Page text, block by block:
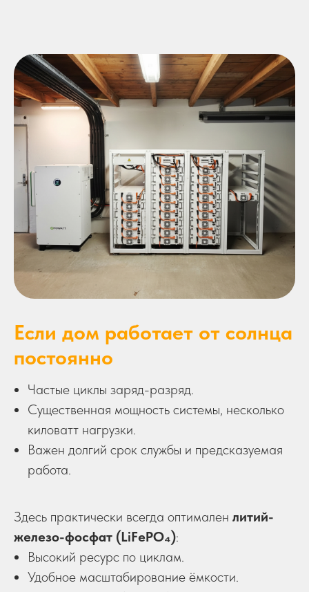
Если дом работает от солнца
постоянно
Частые циклы заряд-разряд.
Существенная мощность системы, несколько
киловатт нагрузки.
Важен долгий срок службы и предсказуемая
работа.
Здесь практически всегда оптимален литий-
железо-фосфат (LiFePO₄):
Высокий ресурс по циклам.
Удобное масштабирование ёмкости.